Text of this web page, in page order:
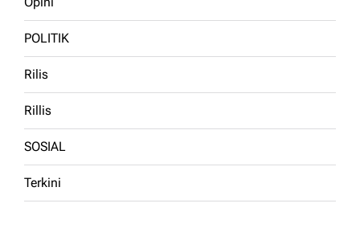
POLITIK
Rilis
Rillis
SOSIAL
Terkini